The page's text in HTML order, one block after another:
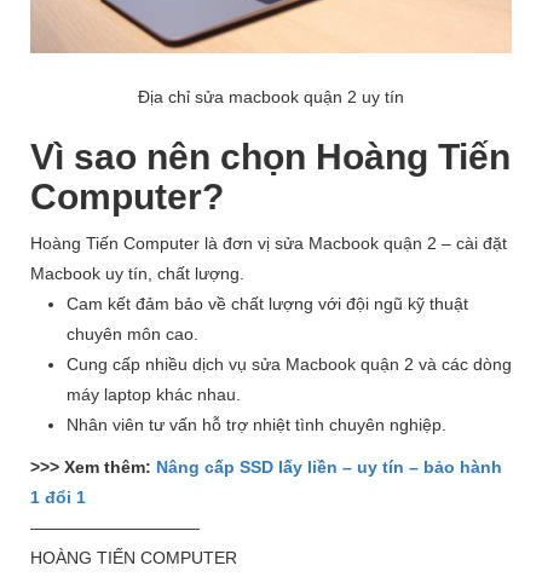
Địa chỉ sửa macbook quận 2 uy tín
Vì sao nên chọn Hoàng Tiến
Computer?
Hoàng Tiến Computer là đơn vị sửa Macbook quận 2 – cài đặt
Macbook uy tín, chất lượng.
Cam kết đảm bảo về chất lượng với đội ngũ kỹ thuật
chuyên môn cao.
Cung cấp nhiều dịch vụ sửa Macbook quận 2 và các dòng
máy laptop khác nhau.
Nhân viên tư vấn hỗ trợ nhiệt tình chuyên nghiệp.
>>> Xem thêm: Nâng cấp SSD lấy liền – uy tín – bảo hành
1 đổi 1
——————————
HOÀNG TIẾN COMPUTER